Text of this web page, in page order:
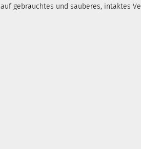
auf gebrauchtes und sauberes, intaktes